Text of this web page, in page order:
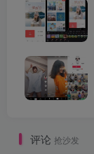
评论 抢沙发